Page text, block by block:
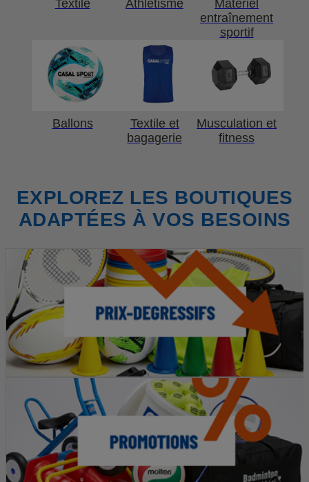
Textile Athlétisme
Matériel
entraînement
sportif
Ballons
Textile et
bagagerie
Musculation et
fitness
EXPLOREZ LES BOUTIQUES
ADAPTÉES À VOS BESOINS